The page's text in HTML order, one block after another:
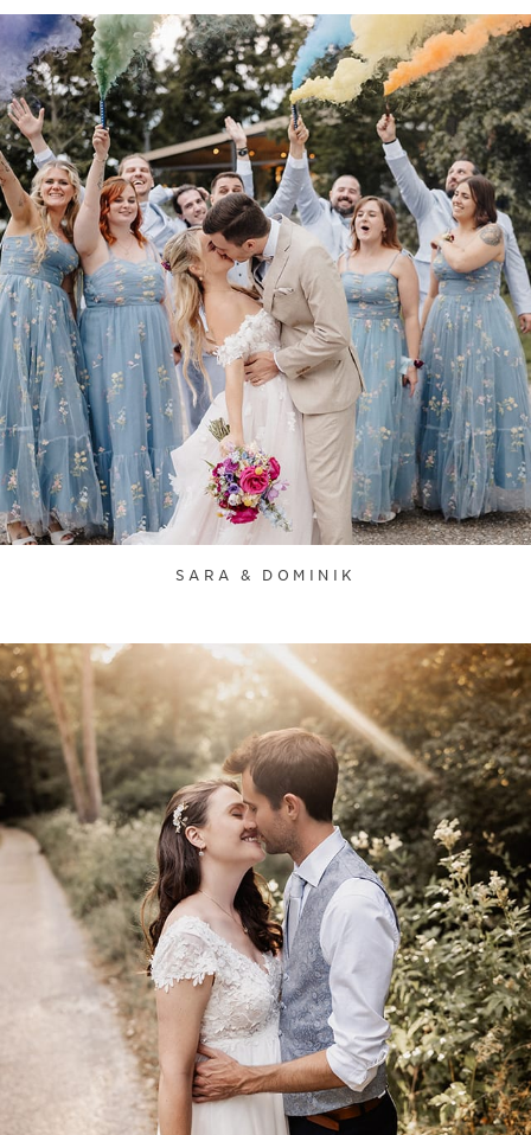
SARA & DOMINIK